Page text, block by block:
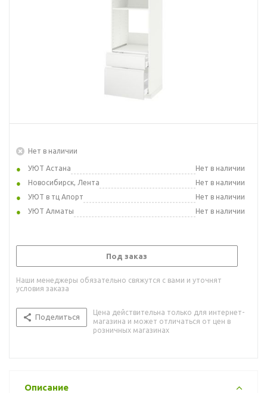
Нет в наличии
УЮТ Астана
Нет в наличии
Новосибирск, Лента
Нет в наличии
УЮТ в тц Апорт
Нет в наличии
УЮТ Алматы
Нет в наличии
Под заказ
Наши менеджеры обязательно свяжутся с вами и уточнят
условия заказа
Поделиться
Цена действительна только для интернет-
магазина и может отличаться от цен в
розничных магазинах
Описание